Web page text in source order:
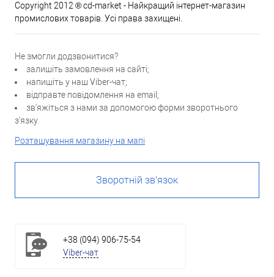
Copyright 2012 ® cd-market - Найкращий інтернет-магазин
промислових товарів. Усі права захищені.
Не змогли додзвонитися?
залишіть замовлення на сайті;
напишіть у наш Viber-чат;
відправте повідомлення на email;
зв'яжіться з нами за допомогою форми зворотнього
з'язку.
Розташування магазину на мапі
Зворотній зв'язок
+38 (094) 906-75-54
Viber-чат